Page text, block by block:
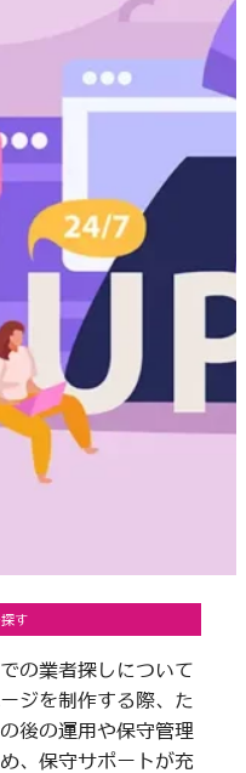
す
の業者探しについて
ジを制作する際、た
後の運用や保守管理
、保守サポートが充